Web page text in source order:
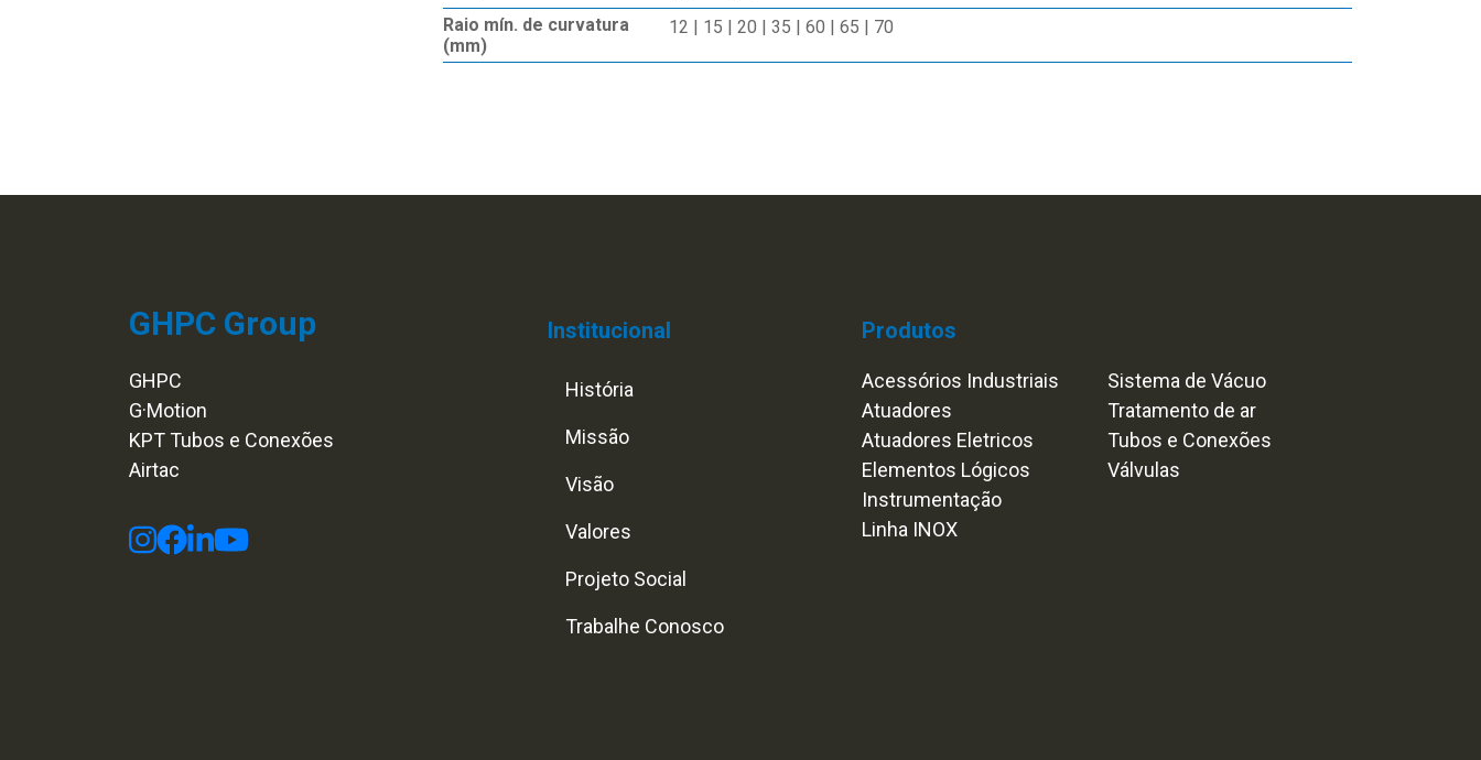
Raio mín. de curvatura
(mm)
12 | 15 | 20 | 35 | 60 | 65 | 70
GHPC Group
GHPC
G·Motion
KPT Tubos e Conexões
Airtac
Institucional
História
Missão
Visão
Valores
Projeto Social
Trabalhe Conosco
Produtos
Acessórios Industriais
Atuadores
Atuadores Eletricos
Elementos Lógicos
Instrumentação
Linha INOX
Sistema de Vácuo
Tratamento de ar
Tubos e Conexões
Válvulas